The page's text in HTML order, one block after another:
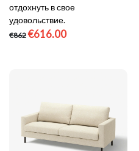
отдохнуть в свое
удовольствие.
€862 €616.00